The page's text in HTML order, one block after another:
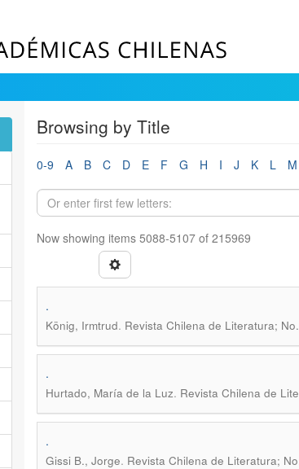
Browsing by Title
0-9 A B C D E F G H I J K L M
Now showing items 5088-5107 of 215969
.
König, Irmtrud. Revista Chilena de Literatura;
.
Hurtado, María de la Luz. Revista Chilena de
.
Gissi B., Jorge. Revista Chilena de Literatura;